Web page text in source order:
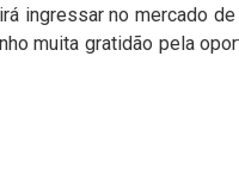
ingressar no mercado de
muita gratidão pela